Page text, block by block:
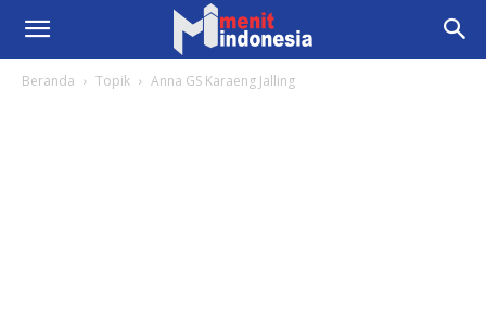
Beranda Topik Anna GS Karaeng Jalling